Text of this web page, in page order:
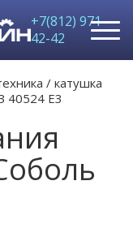
+7(812) 971-
42-42
/ катушка
40524 Е3